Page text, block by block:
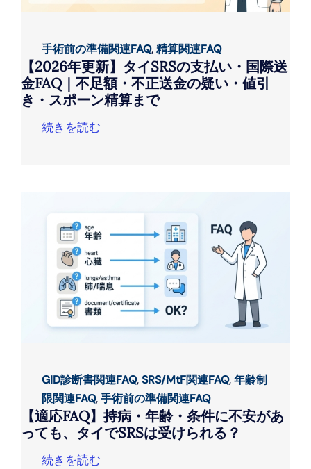
手術前の準備関連FAQ,精算関連FAQ
【2026年更新】タイSRSの支払い・国際送
金FAQ｜不足額・不正送金の疑い・値引
き・スポーン精算まで
続きを読む
GID診断書関連FAQ,SRS/MtF関連FAQ,年齢制
限関連FAQ,手術前の準備関連FAQ
【適応FAQ】持病・年齢・条件に不安があ
っても、タイでSRSは受けられる？
続きを読む